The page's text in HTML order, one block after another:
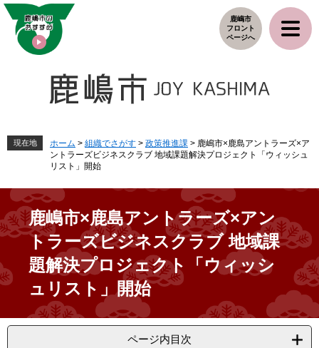
ペ
メ
鹿嶋市
フロント
ページへ
現在地 ホーム > 組織でさがす > 政策推進課 > 鹿嶋市×鹿島アントラーズ×ア
ントラーズビジネスクラブ 地域課題解決プロジェクト「ウィッシュ
リスト」開始
鹿嶋市×鹿島アントラーズ×アン
トラーズビジネスクラブ 地域課
題解決プロジェクト「ウィッシ
ュリスト」開始
ページ内目次